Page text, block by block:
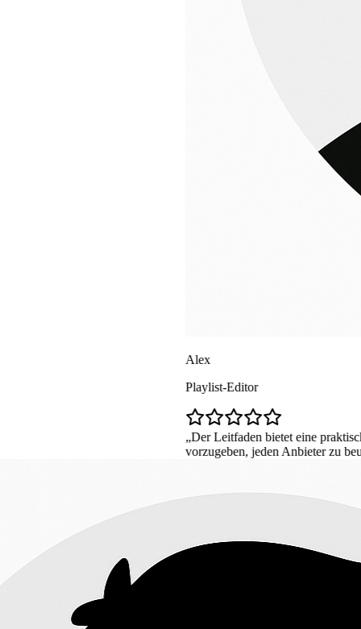
Der Leitfaden bietet eine praktische
vorzugeben, jeden Anbieter zu beurteilen.